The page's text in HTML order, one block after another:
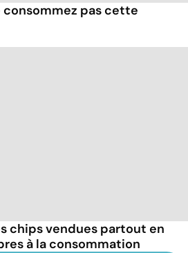
consommez pas cette
chips vendues partout en
à la consommation